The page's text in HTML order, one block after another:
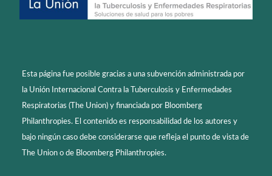
Esta página fue posible gracias a una subvención administrada por
la Unión Internacional Contra la Tuberculosis y Enfermedades
Respiratorias (The Union) y financiada por Bloomberg
Philanthropies. El contenido es responsabilidad de los autores y
bajo ningún caso debe considerarse que refleja el punto de vista de
The Union o de Bloomberg Philanthropies.